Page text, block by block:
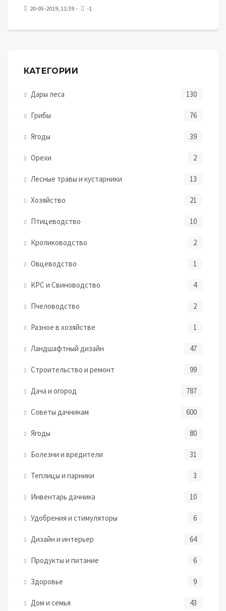
20-05-2019, 11:39 -1
КАТЕГОРИИ
Дары леса 130
Грибы 76
Ягоды 39
Орехи 2
Лесные травы и кустарники 13
Хозяйство 21
Птицеводство 10
Кролиководство 2
Овцеводство 1
КРС и Свиноводство 4
Пчеловодство 2
Разное в хозяйстве 1
Ландшафтный дизайн 47
Строительство и ремонт 99
Дача и огород 787
Советы дачникам 600
Ягоды 80
Болезни и вредители 31
Теплицы и парники 3
Инвентарь дачника 10
Удобрения и стимуляторы 6
Дизайн и интерьер 64
Продукты и питание 6
Здоровье 9
Дом и семья 43